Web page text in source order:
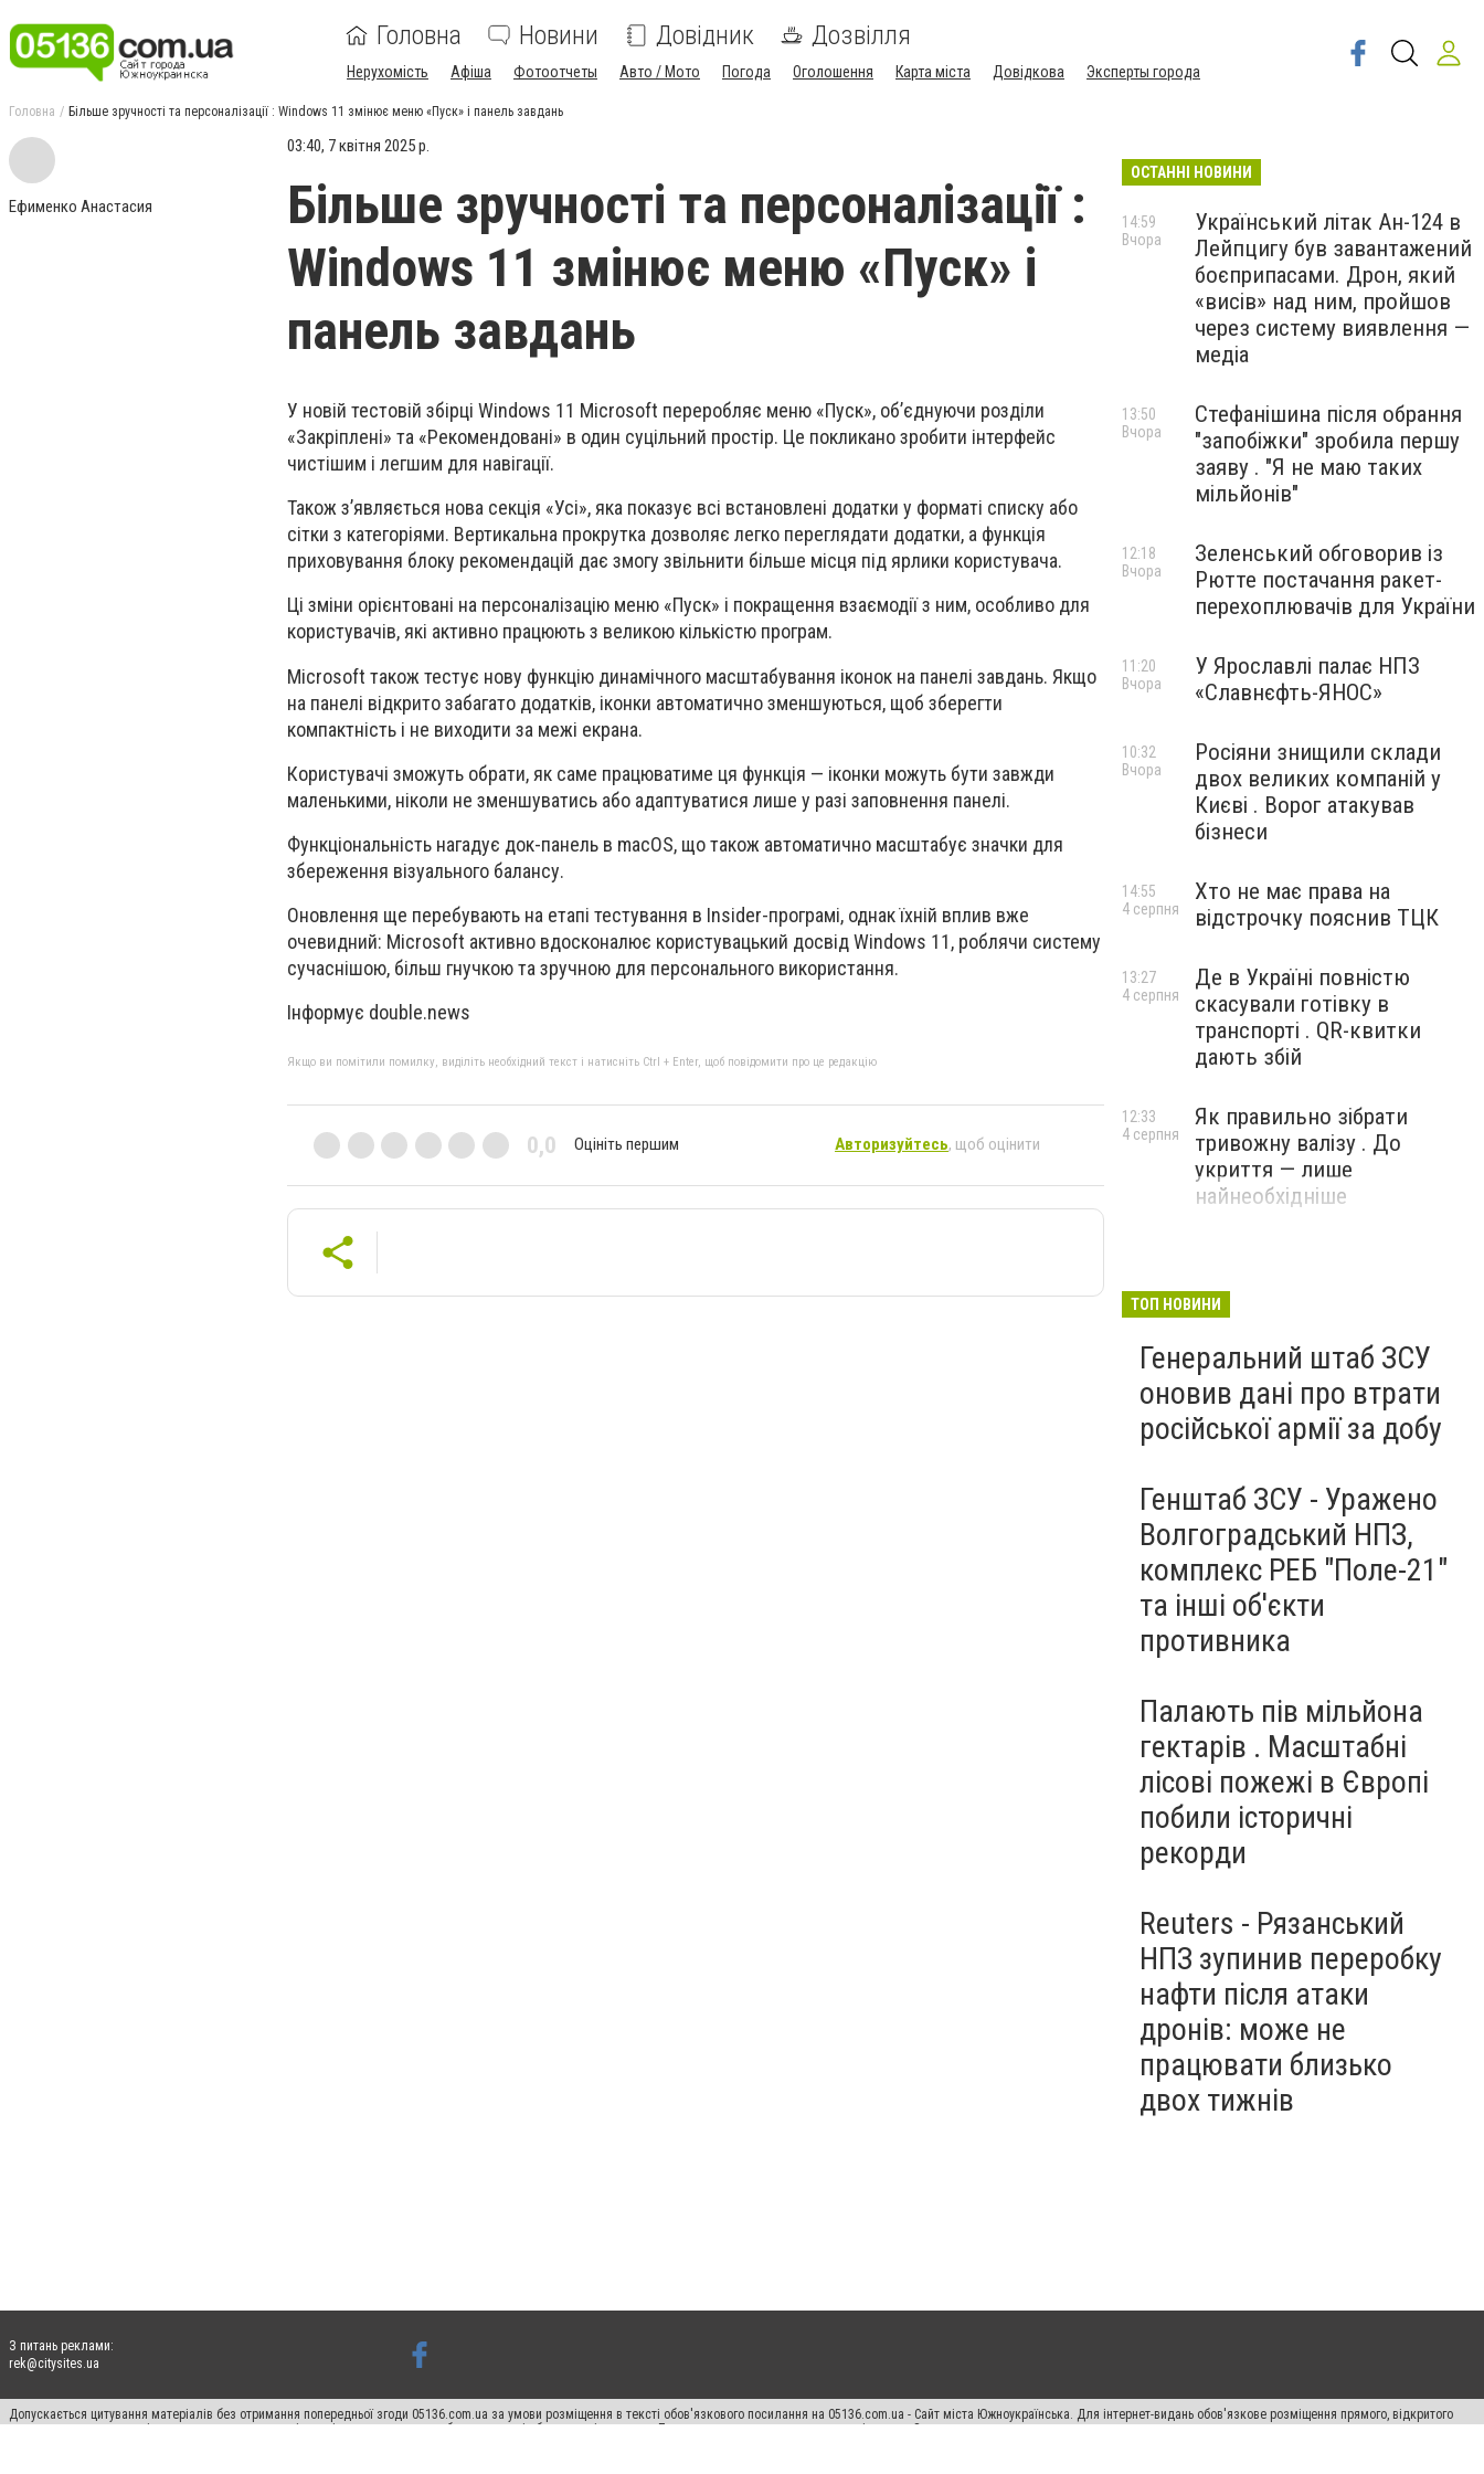
Головна Новини Довідник Дозвілля
Нерухомість Афіша Фотоотчеты Авто / Мото Погода Оголошення Карта міста Довідкова Эксперты города
Головна Більше зручності та персоналізації : Windows 11 змінює меню «Пуск» і панель завдань
Ефименко Анастасия
03:40, 7 квітня 2025 р.
Більше зручності та персоналізації :
Windows 11 змінює меню «Пуск» і
панель завдань
У новій тестовій збірці Windows 11 Microsoft переробляє меню «Пуск», об’єднуючи розділи
«Закріплені» та «Рекомендовані» в один суцільний простір. Це покликано зробити інтерфейс
чистішим і легшим для навігації.
Також з’являється нова секція «Усі», яка показує всі встановлені додатки у форматі списку або
сітки з категоріями. Вертикальна прокрутка дозволяє легко переглядати додатки, а функція
приховування блоку рекомендацій дає змогу звільнити більше місця під ярлики користувача.
Ці зміни орієнтовані на персоналізацію меню «Пуск» і покращення взаємодії з ним, особливо для
користувачів, які активно працюють з великою кількістю програм.
Microsoft також тестує нову функцію динамічного масштабування іконок на панелі завдань. Якщо
на панелі відкрито забагато додатків, іконки автоматично зменшуються, щоб зберегти
компактність і не виходити за межі екрана.
Користувачі зможуть обрати, як саме працюватиме ця функція — іконки можуть бути завжди
маленькими, ніколи не зменшуватись або адаптуватися лише у разі заповнення панелі.
Функціональність нагадує док-панель в macOS, що також автоматично масштабує значки для
збереження візуального балансу.
Оновлення ще перебувають на етапі тестування в Insider-програмі, однак їхній вплив вже
очевидний: Microsoft активно вдосконалює користувацький досвід Windows 11, роблячи систему
сучаснішою, більш гнучкою та зручною для персонального використання.
Інформує double.news
Якщо ви помітили помилку, виділіть необхідний текст і натисніть Ctrl + Enter, щоб повідомити про це редакцію
0,0 Оцініть першим Авторизуйтесь, щоб оцінити
ОСТАННІ НОВИНИ
Український літак Ан-124 в
Лейпцигу був завантажений
боєприпасами. Дрон, який
«висів» над ним, пройшов
через систему виявлення —
медіа
14:59
Вчора
Стефанішина після обрання
"запобіжки" зробила першу
заяву . "Я не маю таких
мільйонів"
13:50
Вчора
Зеленський обговорив із
Рютте постачання ракет-
перехоплювачів для України
12:18
Вчора
У Ярославлі палає НПЗ
«Славнєфть-ЯНОС»
11:20
Вчора
Росіяни знищили склади
двох великих компаній у
Києві . Ворог атакував
бізнеси
10:32
Вчора
Хто не має права на
відстрочку пояснив ТЦК
14:55
4 серпня
Де в Україні повністю
скасували готівку в
транспорті . QR-квитки
дають збій
13:27
4 серпня
Як правильно зібрати
тривожну валізу . До
укриття — лише
найнеобхідніше
12:33
4 серпня
ТОП НОВИНИ
Генеральний штаб ЗСУ
оновив дані про втрати
російської армії за добу
Генштаб ЗСУ - Уражено
Волгоградський НПЗ,
комплекс РЕБ "Поле-21"
та інші об'єкти
противника
Палають пів мільйона
гектарів . Масштабні
лісові пожежі в Європі
побили історичні
рекорди
Reuters - Рязанський
НПЗ зупинив переробку
нафти після атаки
дронів: може не
працювати близько
двох тижнів
З питань реклами:
rek@citysites.ua
Допускається цитування матеріалів без отримання попередньої згоди 05136.com.ua за умови розміщення в тексті обов'язкового посилання на 05136.com.ua - Сайт міста Южноукраїнська. Для інтернет-видань обов'язкове розміщення прямого, відкритого
для пошукових систем гіперпосилання на цитовані статті не нижче другого абзацу в тексті або в якості джерела. Порушення виняткових прав переслідується Законом.